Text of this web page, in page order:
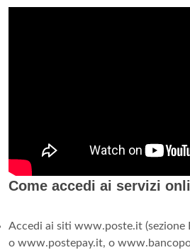
Come accedi ai servizi
Accedi ai siti www.poste.it (sezione
o www.postepay.it, o